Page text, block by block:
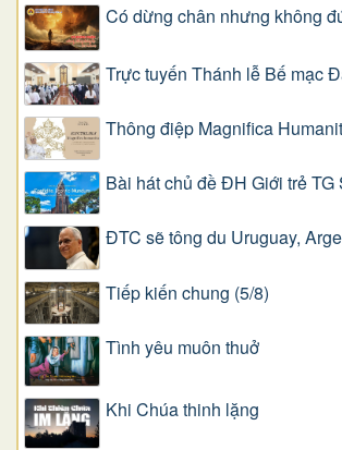
Có dừng chân nhưng không
Trực tuyến Thánh lễ Bế mạc
Thông điệp Magnifica
Bài hát chủ đề ĐH Giới trẻ TG
ĐTC sẽ tông du Uruguay,
Tiếp kiến chung (5/8)
Tình yêu muôn thuở
Khi Chúa thinh lặng